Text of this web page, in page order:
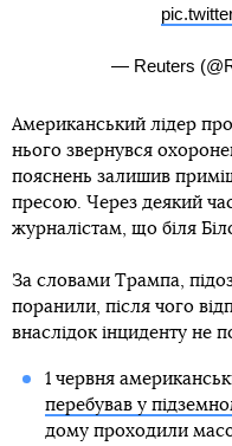
— Reuters
Американський лідер
нього звернувся
пояснень залишив
пресою. Через деякий
журналістам, що біля
За словами Трампа,
поранили, після чого
внаслідок інциденту не
1 червня
перебував у
дому проходили